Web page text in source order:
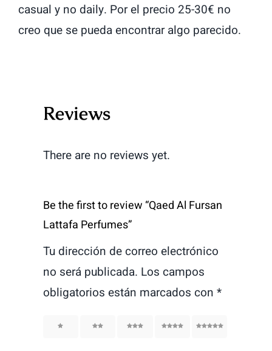
casual y no daily. Por el precio 25-30€ no
creo que se pueda encontrar algo parecido.
Reviews
There are no reviews yet.
Be the first to review “Qaed Al Fursan
Lattafa Perfumes”
Tu dirección de correo electrónico
no será publicada. Los campos
obligatorios están marcados con *
2 3 4 5